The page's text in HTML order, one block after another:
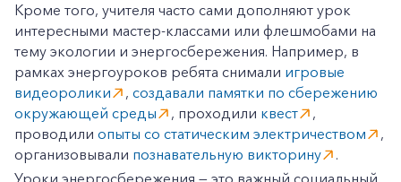
Кроме того, учителя часто сами дополняют урок
интересными мастер-классами или флешмобами на
тему экологии и энергосбережения. Например, в
рамках энергоуроков ребята снимали игровые
видеоролики
, создавали памятки по сбережению
окружающей среды
, проходили квест
,
проводили опыты со статическим электричеством
,
организовывали познавательную викторину
.
Уроки энергосбережения — это важный социальный